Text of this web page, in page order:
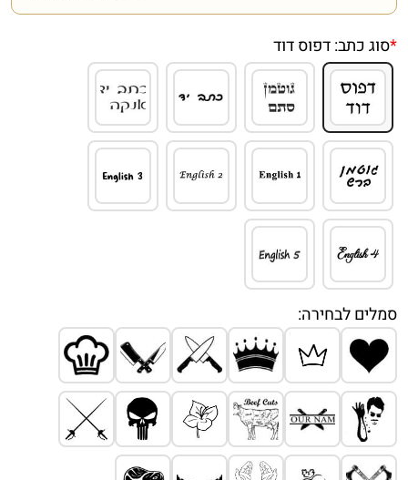
*סוג כתב:דפוס דוד
סמלים לבחירה: